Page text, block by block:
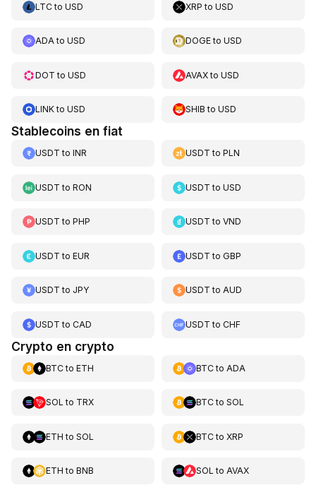
LTCto USD XRP toUSD
ADAto USD DOGEtoUSD
DOT to USD AVAXtoUSD
LINKto USD SHIB toUSD
Stablecoins en fiat
USDT to INR USDT toPLN
USDT to RON USDT toUSD
USDT to PHP USDT toVND
USDT to EUR USDT toGBP
USDT to JPY USDT toAUD
USDT to CAD USDT toCHF
Crypto en crypto
BTCto ETH BTCto ADA
SOL to TRX BTCto SOL
ETH to SOL BTCto XRP
ETH to BNB SOL to AVAX